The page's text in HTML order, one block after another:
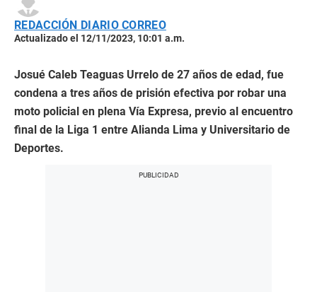
REDACCIÓN DIARIO CORREO
Actualizado el 12/11/2023, 10:01 a.m.
Josué Caleb Teaguas Urrelo de 27 años de edad, fue
condena a tres años de prisión efectiva por robar una
moto policial en plena Vía Expresa, previo al encuentro
final de la Liga 1 entre Alianda Lima y Universitario de
Deportes.